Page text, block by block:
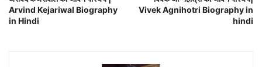
Arvind Kejariwal Biography
in Hindi
Vivek Agnihotri Biography in
hindi